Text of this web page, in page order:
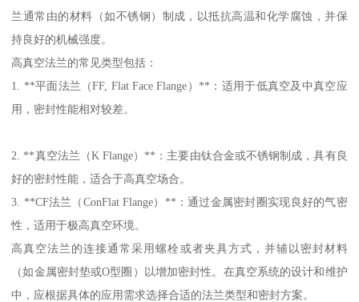
兰通常由的材料（如不锈钢）制成，以抵抗高温和化学腐蚀，并保
持良好的机械强度。
高真空法兰的常见类型包括：
1. **平面法兰（FF, Flat Face Flange）**：适用于低真空及中真空应
用，密封性能相对较差。
2. **真空法兰（K Flange）**：主要由钛合金或不锈钢制成，具有良
好的密封性能，适合于高真空场合。
3. **CF法兰（ConFlat Flange）**：通过金属密封圈实现良好的气密
性，适用于极高真空环境。
高真空法兰的连接通常采用螺栓或者夹具方式，并辅以密封材料
（如金属密封垫或O型圈）以增加密封性。在真空系统的设计和维护
中，应根据具体的应用需求选择合适的法兰类型和密封方案。